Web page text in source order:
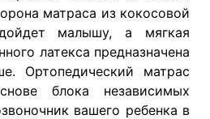
матраса из кокосовой
малышу, а мягкая
латекса предназначена
Ортопедический матрас
блока независимых
вашего ребенка в